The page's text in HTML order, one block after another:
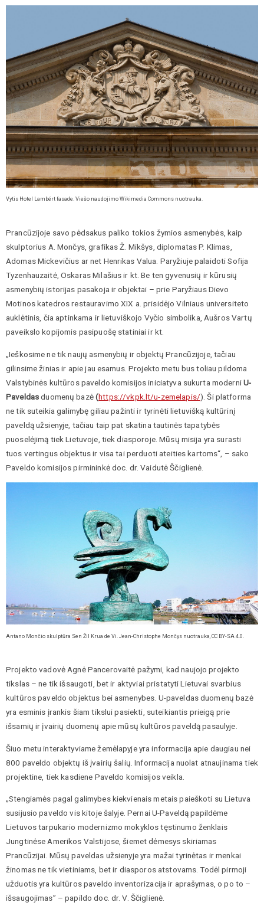
Vytis Hotel Lambе́rt fasade. Viešo naudojimo Wikimedia Commons nuotrauka.
Prancūzijoje savo pėdsakus paliko tokios žymios asmenybės, kaip
skulptorius A. Mončys, grafikas Ž. Mikšys, diplomatas P. Klimas,
Adomas Mickevičius ar net Henrikas Valua. Paryžiuje palaidoti Sofija
Tyzenhauzaitė, Oskaras Milašius ir kt. Be ten gyvenusių ir kūrusių
asmenybių istorijas pasakoja ir objektai – prie Paryžiaus Dievo
Motinos katedros restauravimo XIX a. prisidėjo Vilniaus universiteto
auklėtinis, čia aptinkama ir lietuviškojo Vyčio simbolika, Aušros Vartų
paveikslo kopijomis pasipuošę statiniai ir kt.
„Ieškosime ne tik naujų asmenybių ir objektų Prancūzijoje, tačiau
gilinsime žinias ir apie jau esamus. Projekto metu bus toliau pildoma
Valstybinės kultūros paveldo komisijos iniciatyva sukurta moderniU-
Paveldasduomenų bazė(https://vkpk.lt/u-zemelapis/). Ši platforma
ne tik suteikia galimybę giliau pažinti ir tyrinėti lietuvišką kultūrinį
paveldą užsienyje, tačiau taip pat skatina tautinės tapatybės
puoselėjimą tiek Lietuvoje, tiek diasporoje. Mūsų misija yra surasti
tuos vertingus objektus ir visa tai perduoti ateities kartoms“, – sako
Paveldo komisijos pirmininkė doc. dr. Vaidutė Ščiglienė.
Antano Mončio skulptūra Sen Žil Krua de Vi. Jean-Christophe Mončys nuotrauka, CC BY-SA 4.0.
Projekto vadovė Agnė Pancerovaitė pažymi, kad naujojo projekto
tikslas – ne tik išsaugoti, bet ir aktyviai pristatyti Lietuvai svarbius
kultūros paveldo objektus bei asmenybes. U-paveldas duomenų bazė
yra esminis įrankis šiam tikslui pasiekti, suteikiantis prieigą prie
išsamių ir įvairių duomenų apie mūsų kultūros paveldą pasaulyje.
Šiuo metu interaktyviame žemėlapyje yra informacija apie daugiau nei
800 paveldo objektų iš įvairių šalių. Informacija nuolat atnaujinama tiek
projektine, tiek kasdiene Paveldo komisijos veikla.
„Stengiamės pagal galimybes kiekvienais metais paieškoti su Lietuva
susijusio paveldo vis kitoje šalyje. Pernai U-Paveldą papildėme
Lietuvos tarpukario modernizmo mokyklos tęstinumo ženklais
Jungtinėse Amerikos Valstijose, šiemet dėmesys skiriamas
Prancūzijai. Mūsų paveldas užsienyje yra mažai tyrinėtas ir menkai
žinomas ne tik vietiniams, bet ir diasporos atstovams. Todėl pirmoji
užduotis yra kultūros paveldo inventorizacija ir aprašymas, o po to –
išsaugojimas” – papildo doc. dr. V. Ščiglienė.